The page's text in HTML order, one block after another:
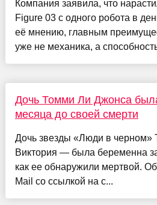
Компания заявила, что
Figure 03 с одного робота в
её мнению, главным
уже не механика, а
Дочь Томми Ли Джонса
месяца до своей смерти
Дочь звезды «Люди в
Виктория — была беременна
как ее обнаружили мертвой.
Mail со ссылкой на с...